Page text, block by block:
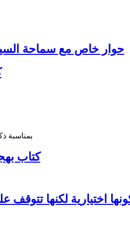
حوار خاص مع سماحة
بمناسبة
كتاب
اختيارية لكنها تتوقف